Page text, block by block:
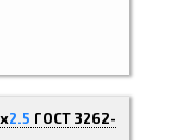
х2.5 ГОСТ 3262-